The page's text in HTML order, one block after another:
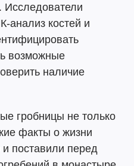
Исследователи
анализ костей и
возможные
наличие
гробницы не только
факты о жизни
поставили перед